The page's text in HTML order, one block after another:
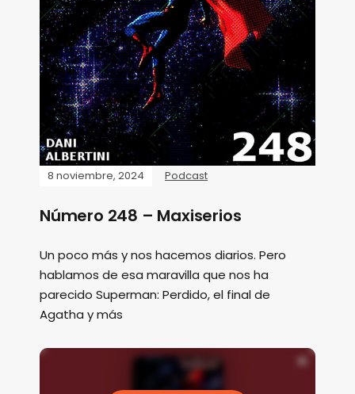
8 noviembre, 2024 Podcast
Número 248 – Maxiserios
Un poco más y nos hacemos diarios. Pero
hablamos de esa maravilla que nos ha
parecido Superman: Perdido, el final de
Agatha y más